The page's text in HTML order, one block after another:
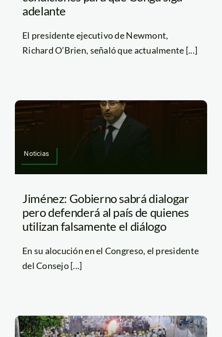
adelante
El presidente ejecutivo de Newmont,
Richard O’Brien, señaló que actualmente [...]
Noticias
Jiménez: Gobierno sabrá dialogar
pero defenderá al país de quienes
utilizan falsamente el diálogo
En su alocución en el Congreso, el presidente
del Consejo [...]